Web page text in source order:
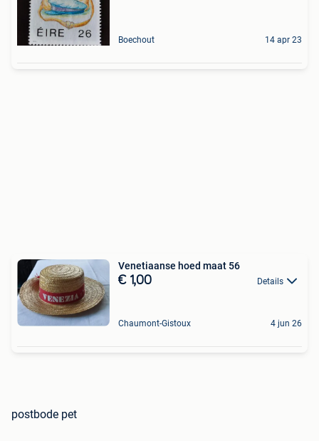
Boechout 14 apr 23
Venetiaanse hoed maat 56
€ 1,00 Details
Chaumont-Gistoux 4 jun 26
postbode pet